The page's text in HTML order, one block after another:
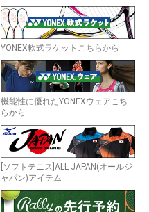
YONEX軟式ラケットこちらから
機能性に優れたYONEXウェアこち
らから
[ソフトテニス]ALL JAPAN(オールジ
ャパン)アイテム